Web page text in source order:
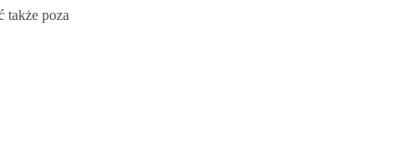
także poza